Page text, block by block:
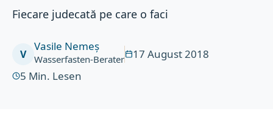
Fiecare judecată pe care o faci
V
Vasile Nemeș
Wasserfasten-Berater
17 August 2018
5 Min. Lesen